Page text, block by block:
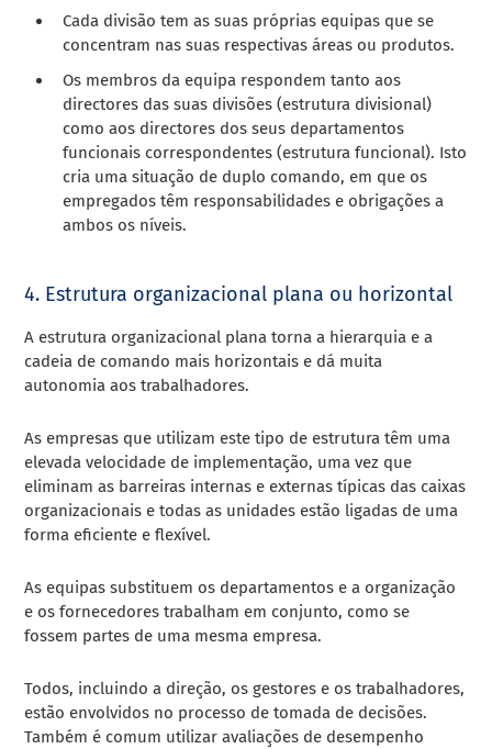
Cada divisão tem as suas próprias equipas que se
concentram nas suas respectivas áreas ou produtos.
Os membros da equipa respondem tanto aos
directores das suas divisões (estrutura divisional)
como aos directores dos seus departamentos
funcionais correspondentes (estrutura funcional). Isto
cria uma situação de duplo comando, em que os
empregados têm responsabilidades e obrigações a
ambos os níveis.
4. Estrutura organizacional plana ou horizontal
A estrutura organizacional plana torna a hierarquia e a
cadeia de comando mais horizontais e dá muita
autonomia aos trabalhadores.
As empresas que utilizam este tipo de estrutura têm uma
elevada velocidade de implementação, uma vez que
eliminam as barreiras internas e externas típicas das caixas
organizacionais e todas as unidades estão ligadas de uma
forma eficiente e flexível.
As equipas substituem os departamentos e a organização
e os fornecedores trabalham em conjunto, como se
fossem partes de uma mesma empresa.
Todos, incluindo a direção, os gestores e os trabalhadores,
estão envolvidos no processo de tomada de decisões.
Também é comum utilizar avaliações de desempenho